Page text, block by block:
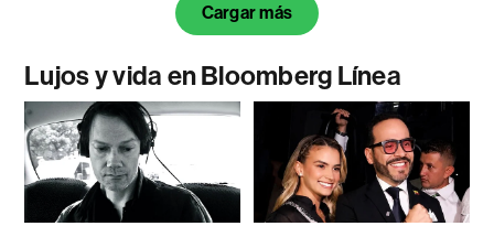
Cargar más
Lujos y vida en Bloomberg Línea